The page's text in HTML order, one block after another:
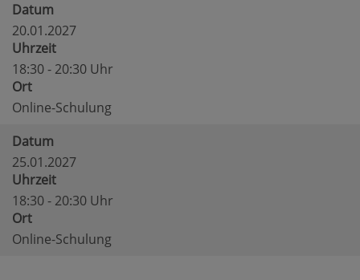
Datum
20.01.2027
Uhrzeit
18:30 - 20:30 Uhr
Ort
Online-Schulung
Datum
25.01.2027
Uhrzeit
18:30 - 20:30 Uhr
Ort
Online-Schulung